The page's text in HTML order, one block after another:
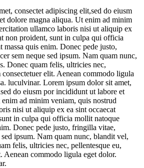
consectet adipiscing elit,sed do eiusm
dolore magna aliqua. Ut enim ad minim
ullamco laboris nisi ut aliquip ex
non proident, sunt in culpa qui officia
massa quis enim. Donec pede justo,
sem neque sed ipsum. Nam quam nunc,
Donec quam felis, ultricies nec,
elit. Aenean commodo ligula
luculvinar. Lorem ipsum dolor sit amet,
do eiusm por incididunt ut labore et
ad minim veniam, quis nostrud
nisi ut aliquip ex ea sint occaecat
in culpa qui officia mollit natoque
Donec pede justo, fringilla vitae,
ipsum. Nam quam nunc, blandit vel,
felis, ultricies nec, pellentesque eu,
Aenean commodo ligula eget dolor.